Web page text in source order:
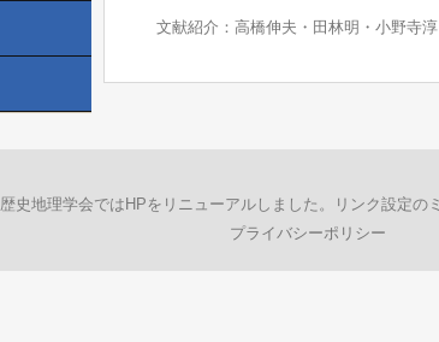
文献紹介：高橋伸夫・田林明・小野寺
歴史地理学会ではHPをリニューアルしました。リンク設定の
プライバシーポリシー